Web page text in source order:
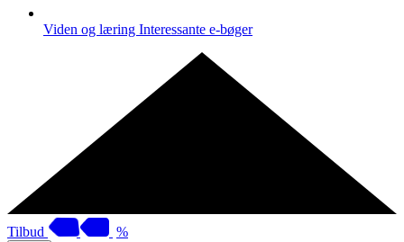
Viden og læring Interessante e-bøger
Tilbud %